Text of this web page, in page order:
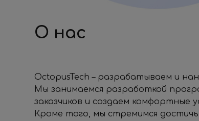
О нас
OctopusTech – разрабатываем и
Мы занимаемся разработкой
заказчиков и создаем комфортные
Кроме того, мы стремимся